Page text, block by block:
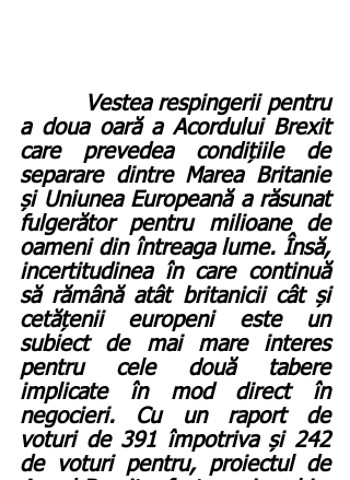
a doua oară a Acordului Brexit
care prevedea condițiile de
separare dintre Marea Britanie
și Uniunea Europeană a răsunat
fulgerător pentru milioane de
oameni din întreaga lume. Însă,
incertitudinea în care continuă
să rămână atât britanicii cât și
cetățenii europeni este un
subiect de mai mare interes
pentru cele două tabere
implicate în mod direct în
negocieri. Cu un raport de
voturi de 391 împotriva și 242
de voturi pentru, proiectul de